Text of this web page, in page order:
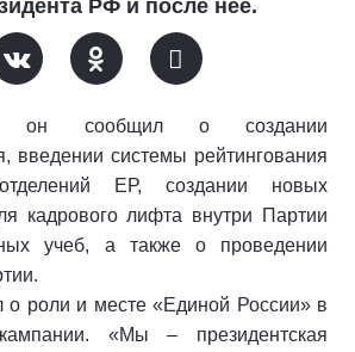
РФ и после нее.
он сообщил о создании
введении системы рейтингования
ЕР, создании новых
кадрового лифта внутри Партии
учеб, а также о проведении
о роли и месте «Единой России» в
кампании. «Мы – президентская